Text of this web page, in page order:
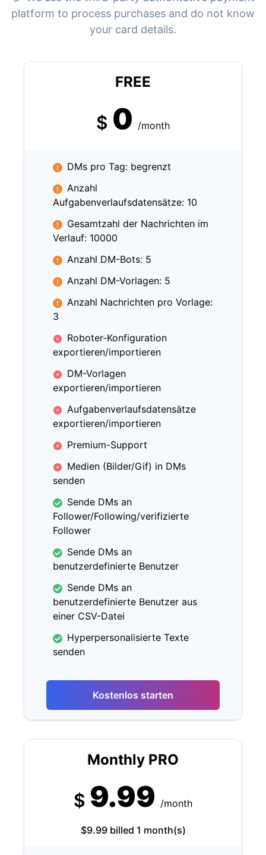
platform to process purchases and do not know
your card details.
FREE
$ 0 /month
DMs pro Tag: begrenzt
Anzahl
Aufgabenverlaufsdatensätze: 10
Gesamtzahl der Nachrichten im
Verlauf: 10000
Anzahl DM-Bots: 5
Anzahl DM-Vorlagen: 5
Anzahl Nachrichten pro Vorlage:
3
Roboter-Konfiguration
exportieren/importieren
DM-Vorlagen
exportieren/importieren
Aufgabenverlaufsdatensätze
exportieren/importieren
Premium-Support
Medien (Bilder/Gif) in DMs
senden
Sende DMs an
Follower/Following/verifizierte
Follower
Sende DMs an
benutzerdefinierte Benutzer
Sende DMs an
benutzerdefinierte Benutzer aus
einer CSV-Datei
Hyperpersonalisierte Texte
senden
Kostenlos starten
Monthly PRO
$ 9.99 /month
$9.99 billed 1 month(s)